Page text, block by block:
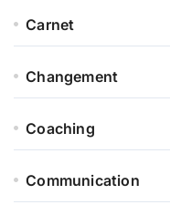
Carnet
Changement
Coaching
Communication